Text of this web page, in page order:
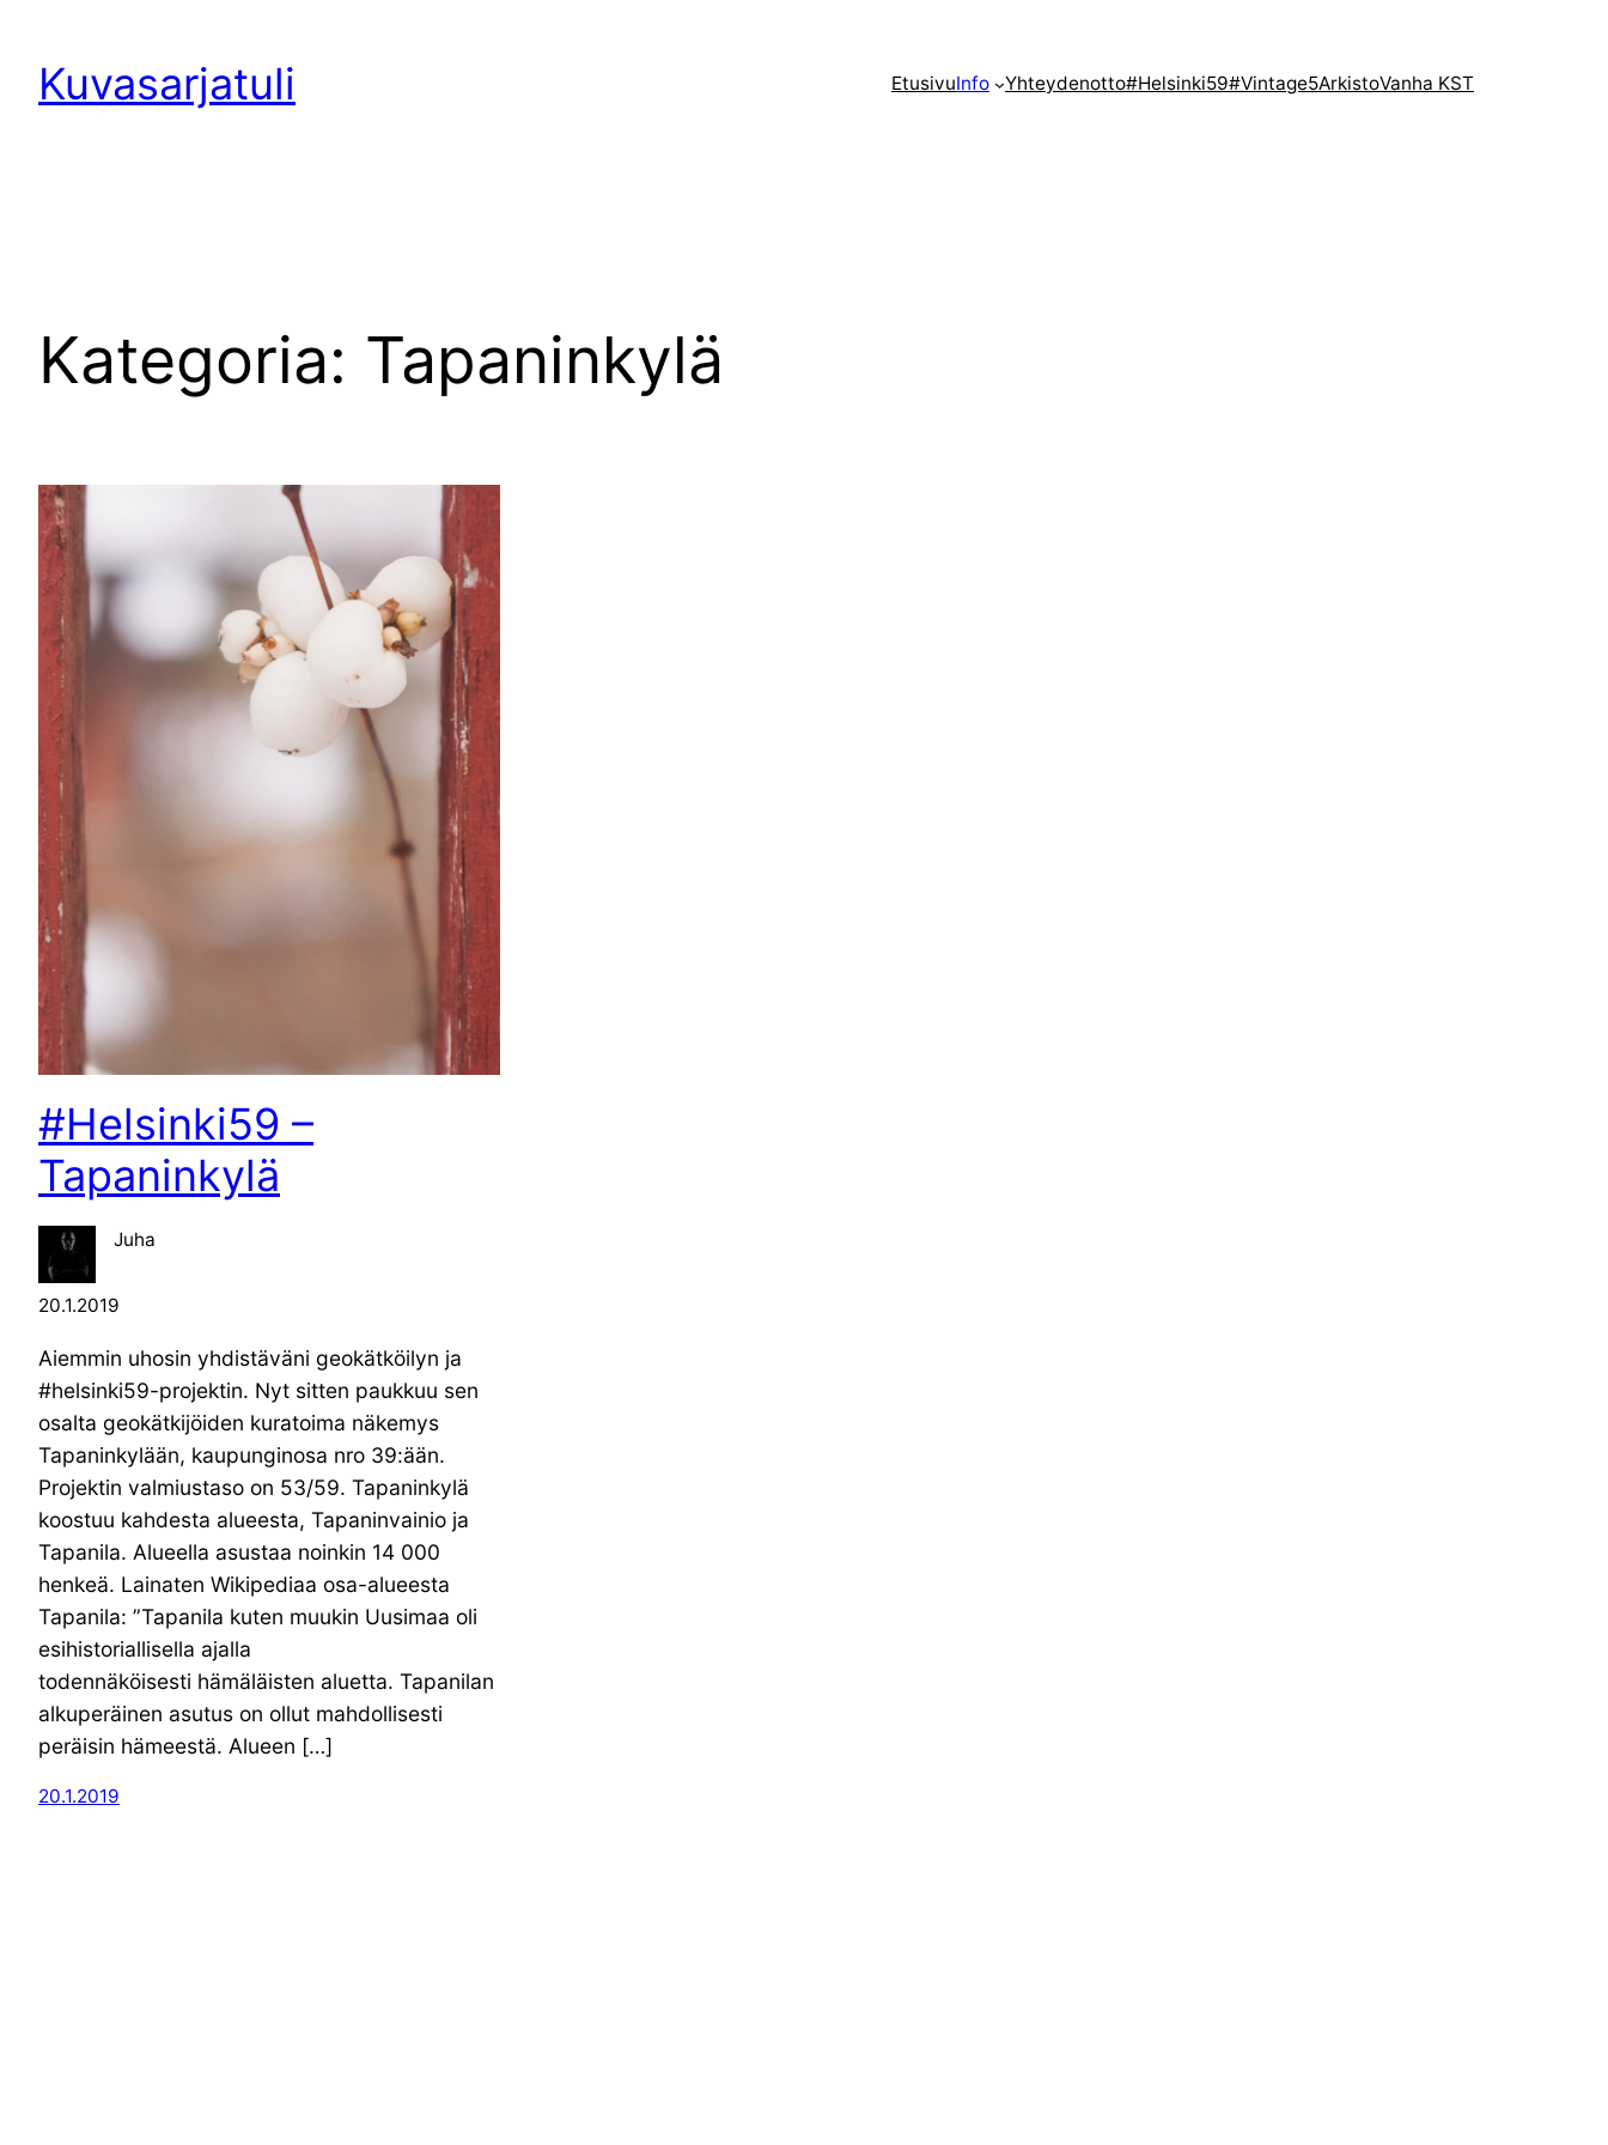
Kuvasarjatuli EtusivuInfo Yhteydenotto#Helsinki59#Vintage5ArkistoVanha KST
Kategoria: Tapaninkylä
#Helsinki59 –
Tapaninkylä
Juha
20.1.2019
Aiemmin uhosin yhdistäväni geokätköilyn ja
#helsinki59-projektin. Nyt sitten paukkuu sen
osalta geokätkijöiden kuratoima näkemys
Tapaninkylään, kaupunginosa nro 39:ään.
Projektin valmiustaso on 53/59. Tapaninkylä
koostuu kahdesta alueesta, Tapaninvainio ja
Tapanila. Alueella asustaa noinkin 14 000
henkeä. Lainaten Wikipediaa osa-alueesta
Tapanila: ”Tapanila kuten muukin Uusimaa oli
esihistoriallisella ajalla
todennäköisesti hämäläisten aluetta. Tapanilan
alkuperäinen asutus on ollut mahdollisesti
peräisin hämeestä. Alueen […]
20.1.2019